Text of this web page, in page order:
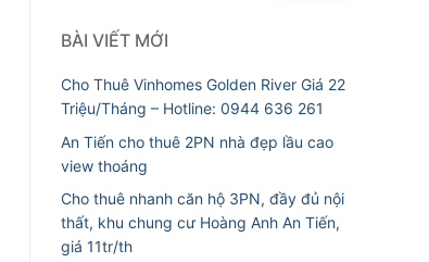
BÀI VIẾT MỚI
Cho Thuê Vinhomes Golden River Giá 22
Triệu/Tháng – Hotline: 0944 636 261
An Tiến cho thuê 2PN nhà đẹp lầu cao
view thoáng
Cho thuê nhanh căn hộ 3PN, đầy đủ nội
thất, khu chung cư Hoàng Anh An Tiến,
giá 11tr/th